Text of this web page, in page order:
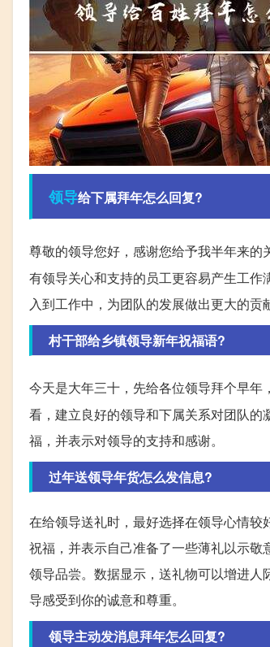
领导给下属拜年怎么回复?
尊敬的领导您好，感谢您给予我半年来
有领导关心和支持的员工更容易产生工
入到工作中，为团队的发展做出更大的贡
村干部给乡镇领导新年祝福语?
今天是大年三十，先给各位领导拜个早年
看，建立良好的领导和下属关系对团队
福，并表示对领导的支持和感谢。
过年送领导年货怎么发信息?
在给领导送礼时，最好选择在领导心情较
祝福，并表示自己准备了一些薄礼以示
领导品尝。数据显示，送礼物可以增进
导感受到你的诚意和尊重。
领导主动发消息拜年怎么回复?